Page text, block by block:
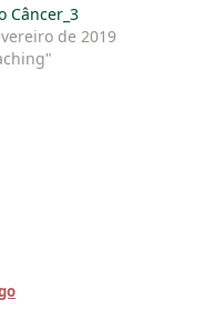
Câncer_3
de 2019